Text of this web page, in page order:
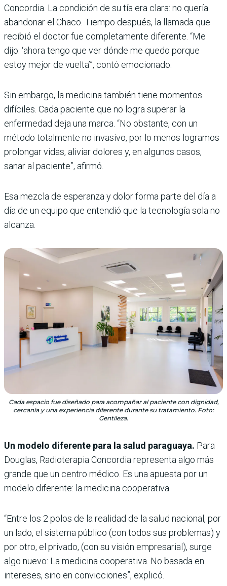
Concordia. La condición de su tía era clara: no quería
abandonar el Chaco. Tiempo después, la llamada que
recibió el doctor fue completamente diferente. “Me
dijo: ‘ahora tengo que ver dónde me quedo porque
estoy mejor de vuelta’”, contó emocionado.
Sin embargo, la medicina también tiene momentos
difíciles. Cada paciente que no logra superar la
enfermedad deja una marca. “No obstante, con un
método totalmente no invasivo, por lo menos logramos
prolongar vidas, aliviar dolores y, en algunos casos,
sanar al paciente”, afirmó.
Esa mezcla de esperanza y dolor forma parte del día a
día de un equipo que entendió que la tecnología sola no
alcanza.
Cada espacio fue diseñado para acompañar al paciente con dignidad,
cercanía y una experiencia diferente durante su tratamiento. Foto:
Gentileza.
Un modelo diferente para la salud paraguaya. Para
Douglas, Radioterapia Concordia representa algo más
grande que un centro médico. Es una apuesta por un
modelo diferente: la medicina cooperativa.
“Entre los 2 polos de la realidad de la salud nacional, por
un lado, el sistema público (con todos sus problemas) y
por otro, el privado, (con su visión empresarial), surge
algo nuevo: La medicina cooperativa. No basada en
intereses, sino en convicciones”, explicó.